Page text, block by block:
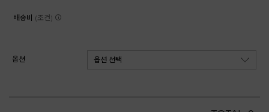
배송비 (조건)
옵션